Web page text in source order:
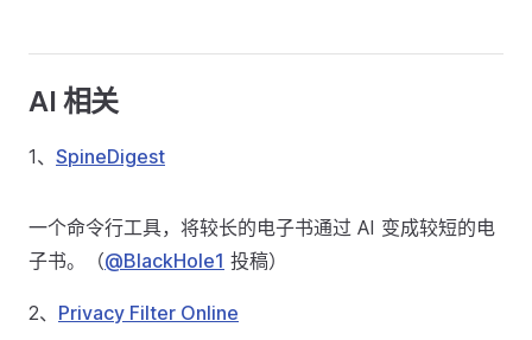
AI 相关
1、 SpineDigest
一个命令行工具，将较长的电子书通过 AI 变成较短的电
子书。（@BlackHole1 投稿）
2、 Privacy Filter Online